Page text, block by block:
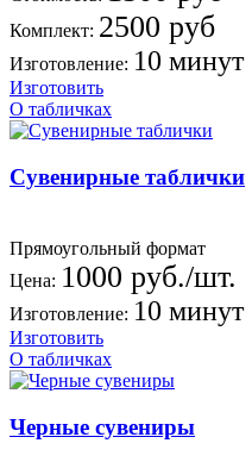
Комплект: 2500 руб
Изготовление: 10 минут
Изготовить
О табличках
Сувенирные таблички
Прямоугольный формат
Цена: 1000 руб./шт.
Изготовление: 10 минут
Изготовить
О табличках
Черные сувениры